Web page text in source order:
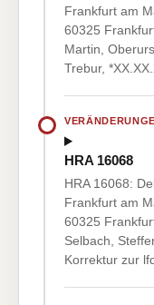
Frankfurt am
60325
Martin,
Trebur,
HRA 16068
HRA 16068:
Frankfurt am
60325
Selbach,
Korrektur zur